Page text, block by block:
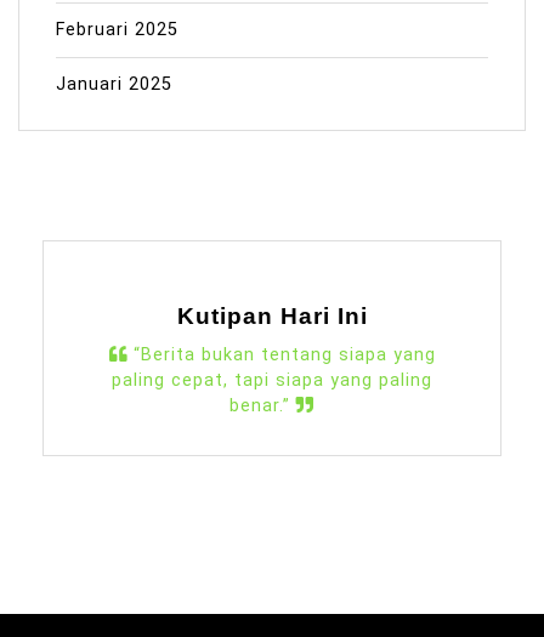
Februari 2025
Januari 2025
Kutipan Hari Ini
“Berita bukan tentang siapa yang
paling cepat, tapi siapa yang paling
benar.”